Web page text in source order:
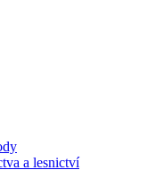
a lesnictví